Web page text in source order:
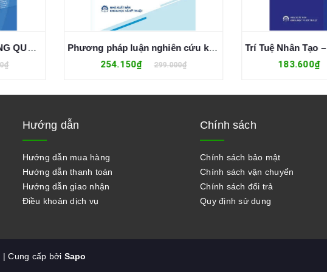
Phương pháp luận nghiên cứu khoa học trong kỷ nguyên số - Nguyễn Đăng Tính; Nguyễn Trịnh Chung (đồng chủ biên)
299.000₫ 183.600₫ 216.000₫
Hướng dẫn
Hướng dẫn mua hàng
Hướng dẫn thanh toán
Hướng dẫn giao nhận
Điều khoản dịch vụ
Chính sách
Chính sách bảo mật
Chính sách vận chuyển
Chính sách đổi trả
Quy định sử dụng
| Cung cấp bởi Sapo